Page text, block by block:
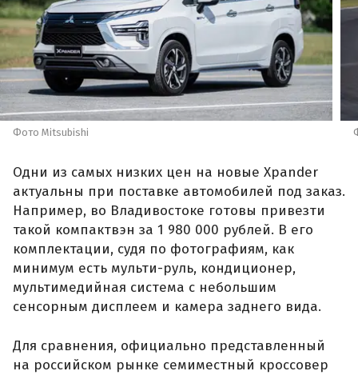
Фото Mitsubishi
Одни из самых низких цен на новые Xpander
актуальны при поставке автомобилей под заказ.
Например, во Владивостоке готовы привезти
такой компактвэн за 1 980 000 рублей. В его
комплектации, судя по фотографиям, как
минимум есть мульти-руль, кондиционер,
мультимедийная система с небольшим
сенсорным дисплеем и камера заднего вида.
Для сравнения, официально представленный
на российском рынке семиместный кроссовер